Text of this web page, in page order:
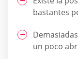
bastantes
un poco